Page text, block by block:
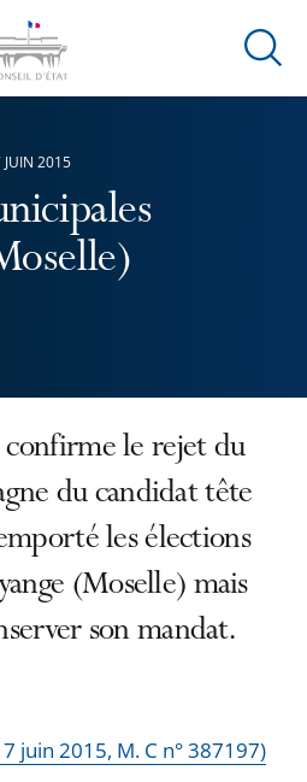
Ouvrir
JUIN 2015
confirme le rejet du
du candidat tête
les élections
(Moselle) mais
son mandat.
juin 2015, M. C n° 387197)